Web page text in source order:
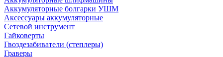
Аккумуляторные болгарки УШМ
Аксессуары аккумуляторные
Сетевой инструмент
Гайковерты
Гвоздезабиватели (степлеры)
Граверы